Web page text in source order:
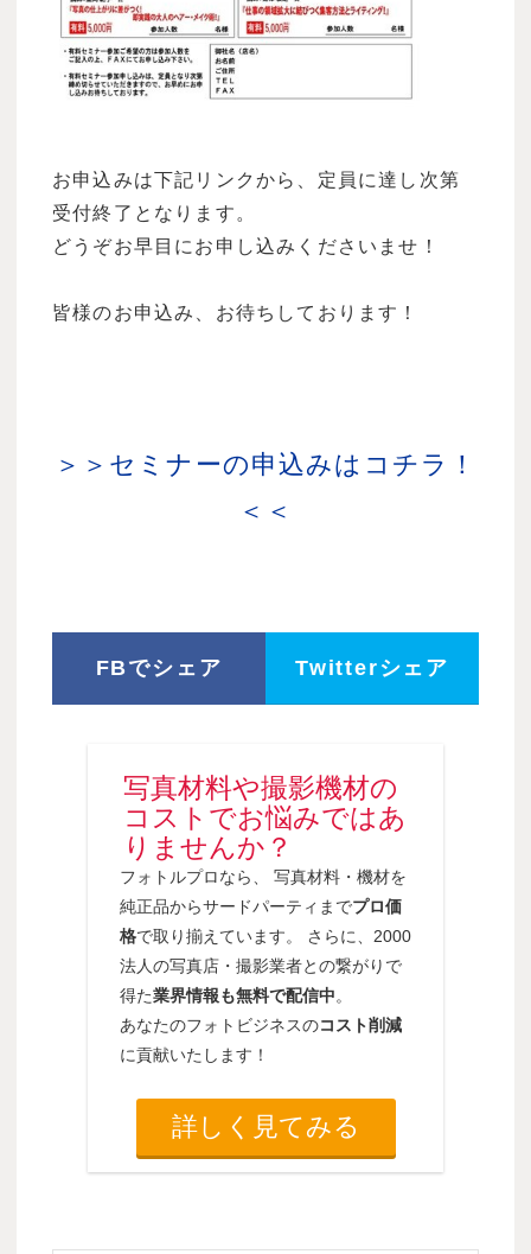
お申込みは下記リンクから、定員に達し次第
受付終了となります。
どうぞお早目にお申し込みくださいませ！
皆様のお申込み、お待ちしております！
＞＞セミナーの申込みはコチラ！
＜＜
FBでシェア Twitterシェア
写真材料や撮影機材の
コストでお悩みではあ
りませんか？
フォトルプロなら、 写真材料・機材を
純正品からサードパーティまでプロ価
格で取り揃えています。 さらに、2000
法人の写真店・撮影業者との繋がりで
得た業界情報も無料で配信中。
あなたのフォトビジネスのコスト削減
に貢献いたします！
詳しく見てみる